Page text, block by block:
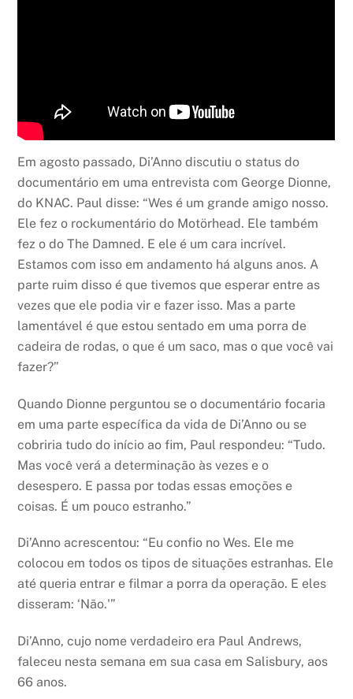
Em agosto passado, Di’Anno discutiu o status do
documentário em uma entrevista com George Dionne,
do KNAC. Paul disse: “Wes é um grande amigo nosso.
Ele fez o rockumentário do Motörhead. Ele também
fez o do The Damned. E ele é um cara incrível.
Estamos com isso em andamento há alguns anos. A
parte ruim disso é que tivemos que esperar entre as
vezes que ele podia vir e fazer isso. Mas a parte
lamentável é que estou sentado em uma porra de
cadeira de rodas, o que é um saco, mas o que você vai
fazer?”
Quando Dionne perguntou se o documentário focaria
em uma parte específica da vida de Di’Anno ou se
cobriria tudo do início ao fim, Paul respondeu: “Tudo.
Mas você verá a determinação às vezes e o
desespero. E passa por todas essas emoções e
coisas. É um pouco estranho.”
Di’Anno acrescentou: “Eu confio no Wes. Ele me
colocou em todos os tipos de situações estranhas. Ele
até queria entrar e filmar a porra da operação. E eles
disseram: ‘Não.'”
Di’Anno, cujo nome verdadeiro era Paul Andrews,
faleceu nesta semana em sua casa em Salisbury, aos
66 anos.